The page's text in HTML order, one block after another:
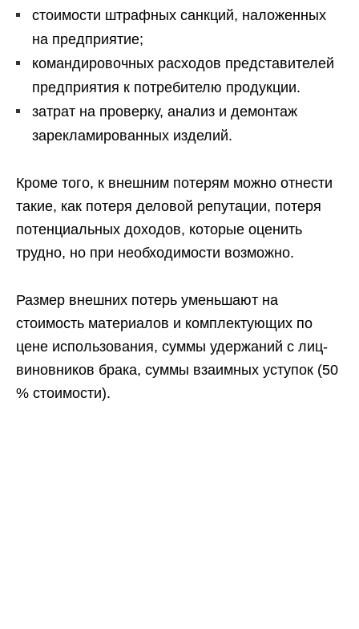
стоимости штрафных санкций, наложенных
на предприятие;
командировочных расходов представителей
предприятия к потребителю продукции.
затрат на проверку, анализ и демонтаж
зарекламированных изделий.
Кроме того, к внешним потерям можно отнести
такие, как потеря деловой репутации, потеря
потенциальных доходов, которые оценить
трудно, но при необходимости возможно.
Размер внешних потерь уменьшают на
стоимость материалов и комплектующих по
цене использования, суммы удержаний с лиц-
виновников брака, суммы взаимных уступок (50
% стоимости).